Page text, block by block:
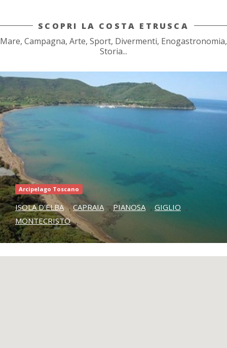
SCOPRI LA COSTA ETRUSCA
Mare, Campagna, Arte, Sport, Divermenti, Enogastronomia,
Storia...
Arcipelago Toscano
ISOLA D'ELBA ,CAPRAIA , PIANOSA , GIGLIO ,
MONTECRISTO ,